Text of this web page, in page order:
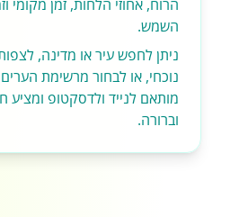
הרוח, אחוזי הלחות, זמן מקומי
השמש.
ניתן לחפש עיר או מדינה,
נוכחי, או לבחור מרשימת
מותאם לנייד ולדסקטופ ומציע
וברורה.